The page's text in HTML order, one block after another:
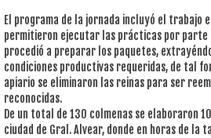
El programa de la jornada incluyó el trabajo
permitieron ejecutar las prácticas por parte
procedió a preparar los paquetes,
condiciones productivas requeridas, de tal
apiario se eliminaron las reinas para ser
reconocidas.
De un total de 130 colmenas se elaboraron
ciudad de Gral. Alvear, donde en horas de